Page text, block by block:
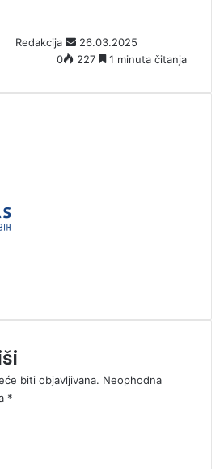
Redakcija
e
m
i
26.03.2025
0
227 1 minuta čitanja
biti objavljivana. Neophodna
*